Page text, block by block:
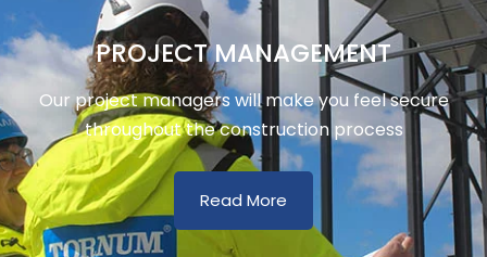
PROJECT MANAGEMENT
Our project managers will make you feel secure
throughout the construction process
Read More